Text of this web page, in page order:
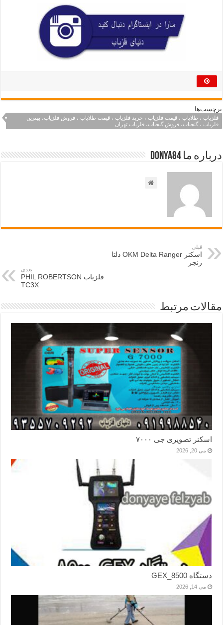
برچسب‌ها
فلزیاب ، طلایاب ، قیمت فلزیاب ، خرید فلزیاب ، قیمت طلایاب ، فروش فلزیاب، بهترین
فلزیاب ، گنجیاب، فروش گنجیاب، فلزیاب تهران
درباره ما Donya84
قبلی
اسکنر OKM Delta Ranger دلتا
رنجر
بعدی
فلزیاب PHIL ROBERTSON
TC3X
مقالات مرتبط
اسکنر تصویری جی ۷۰۰۰
می 20, 2026
دستگاه GEX_8500
می 14, 2026